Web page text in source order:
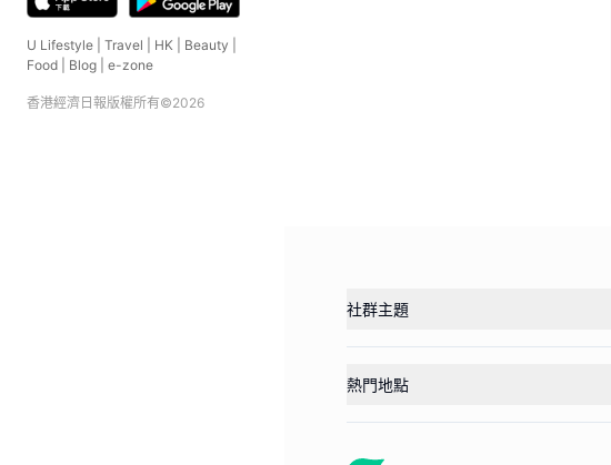
U Lifestyle Travel HK Beauty
Food
Blog e-zone
香港經濟日報版權所有©2026
社群主題
熱門地點